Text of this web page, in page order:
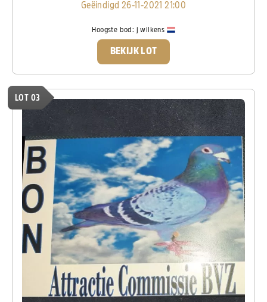
Geëindigd 26-11-2021 21:00
Hoogste bod: j wilkens
BEKIJK LOT
LOT 03